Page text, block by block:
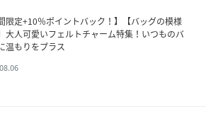
間限定+10％ポイントバック！】【バッグの模様
大人可愛いフェルトチャーム特集！いつものバ
温もりをプラス